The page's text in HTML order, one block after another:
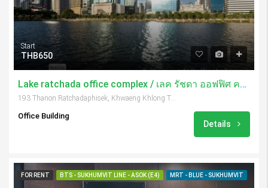
Start
THB650
Lake ratchada office complex / เลค รัชดา ออฟฟิศ คอมเพล็กซ์
193 Thanon Ratchadaphisek, Khwaeng Khlong Toei, Khet Khlong Toei, Krung Thep Maha Nakhon 10110, Thailand
Office Building
Details
FOR RENT BTS - SUKHUMVIT LINE - ASOK (E4) MRT - BLUE - SUKHUMVIT